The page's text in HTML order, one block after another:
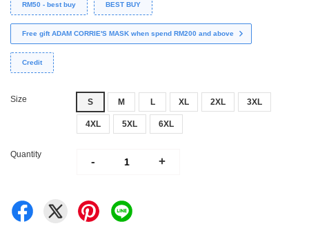
RM50 - best buy BEST BUY
Free gift ADAM CORRIE'S MASK when spend RM200 and above
Credit
Size S M L XL 2XL 3XL
4XL 5XL 6XL
Quantity
- +